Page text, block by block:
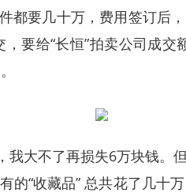
都要几十万，费用签订后
要给“长恒”拍卖公司成
大不了再损失6万块钱。
的“收藏品” 总共花了几十